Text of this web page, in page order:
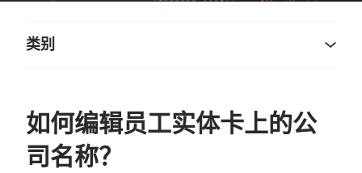
如何编辑员工实体卡上的公
司名称？
类别